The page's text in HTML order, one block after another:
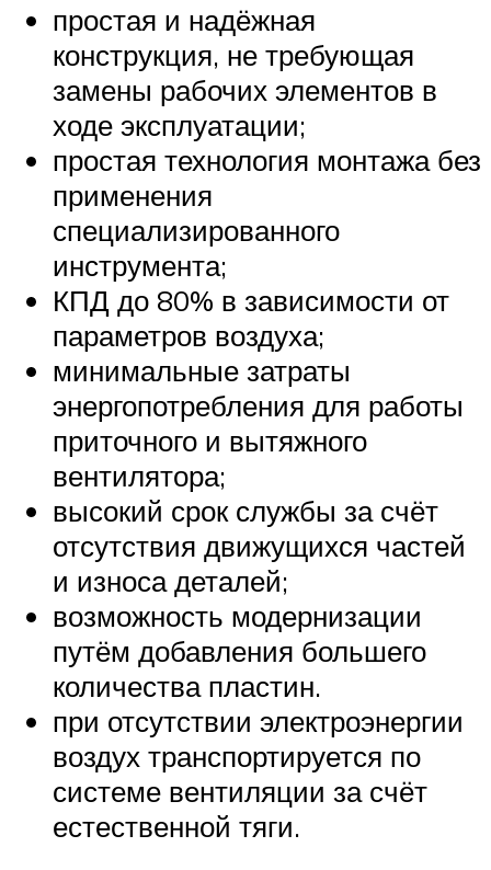
простая и надёжная
конструкция, не требующая
замены рабочих элементов в
ходе эксплуатации;
простая технология монтажа без
применения
специализированного
инструмента;
КПД до 80% в зависимости от
параметров воздуха;
минимальные затраты
энергопотребления для работы
приточного и вытяжного
вентилятора;
высокий срок службы за счёт
отсутствия движущихся частей
и износа деталей;
возможность модернизации
путём добавления большего
количества пластин.
при отсутствии электроэнергии
воздух транспортируется по
системе вентиляции за счёт
естественной тяги.